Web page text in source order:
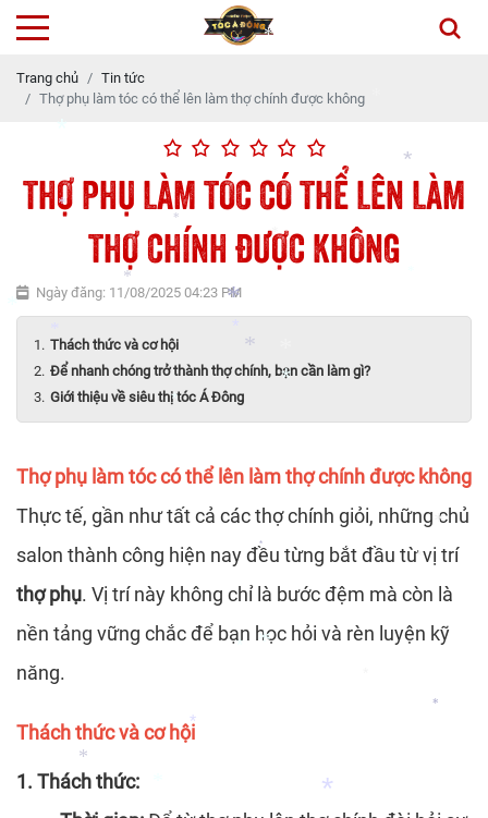
*
*
*
*
*
*
*
*
*
*
*
*
* *
*
Trang chủ
Tin tức
Thợ phụ làm tóc có thể lên làm thợ chính được không
THỢ PHỤ LÀM TÓC CÓ THỂ LÊN LÀM
THỢ CHÍNH ĐƯỢC KHÔNG
Ngày đăng: 11/08/2025 04:23 PM
Thách thức và cơ hội
Để nhanh chóng trở thành thợ chính, bạn cần làm gì?
Giới thiệu về siêu thị tóc Á Đông
Thợ phụ làm tóc có thể lên làm thợ chính được không
Thực tế, gần như tất cả các thợ chính giỏi, những chủ
salon thành công hiện nay đều từng bắt đầu từ vị trí
thợ phụ. Vị trí này không chỉ là bước đệm mà còn là
nền tảng vững chắc để bạn học hỏi và rèn luyện kỹ
năng.
Thách thức và cơ hội
1. Thách thức: